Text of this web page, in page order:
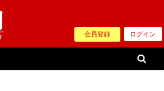
会員登録 ログイン